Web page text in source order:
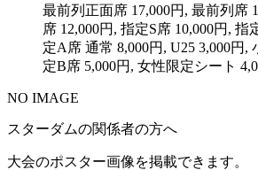
最前列正面席 17,000円, 最前列席
席 12,000円, 指定S席 10,000円,
定A席 通常 8,000円, U25 3,000円,
定B席 5,000円, 女性限定シート
NO IMAGE
スターダムの関係者の方へ
大会のポスター画像を掲載できます。